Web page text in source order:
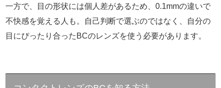
一方で、目の形状には個人差があるため、0.1mmの違いで
不快感を覚える人も。自己判断で選ぶのではなく、自分の
目にぴったり合ったBCのレンズを使う必要があります。